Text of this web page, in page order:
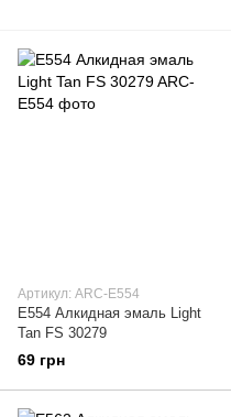
Артикул: ARC-E554
E554 Алкидная эмаль Light
Tan FS 30279
69 грн